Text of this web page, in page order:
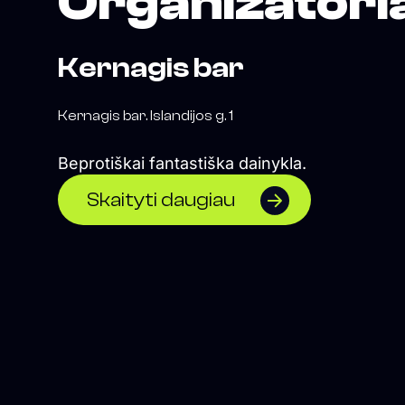
Kernagis bar
Kernagis bar. Islandijos g. 1
Beprotiškai fantastiška dainykla.
Skaityti daugiau